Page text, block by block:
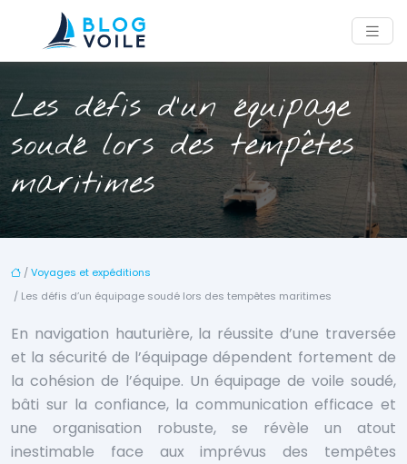
Les défis d’un équipage
soudé lors des tempêtes
maritimes
/Voyages et expéditions
/ Les défis d’un équipage soudé lors des tempêtes maritimes
En navigation hauturière, la réussite d’une traversée
et la sécurité de l’équipage dépendent fortement de
la cohésion de l’équipe. Un équipage de voile soudé,
bâti sur la confiance, la communication efficace et
une organisation robuste, se révèle un atout
inestimable face aux imprévus des tempêtes